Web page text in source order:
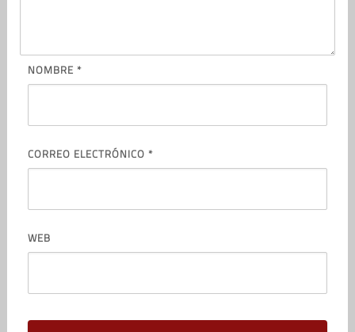
NOMBRE *
CORREO ELECTRÓNICO *
WEB